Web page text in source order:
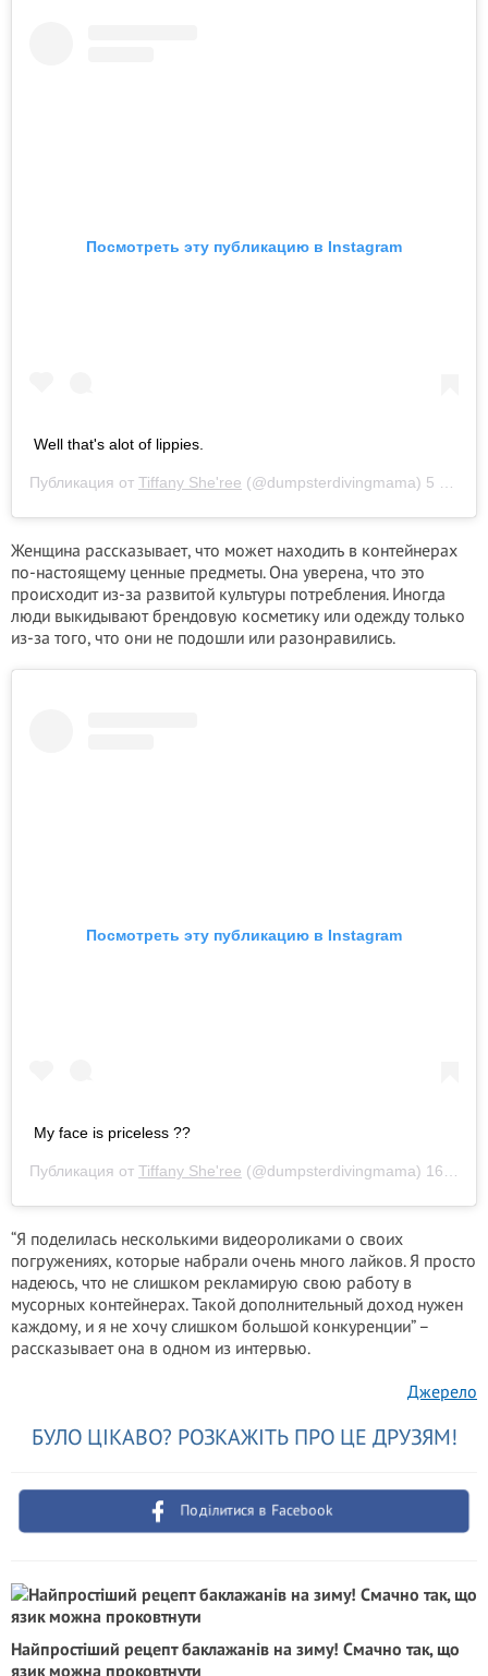
Посмотреть эту публикацию в Instagram
Well that's alot of lippies.
Публикация от Tiffany She'ree (@dumpsterdivingmama) 5 Окт 2020 в 2:11 PDT
Женщина рассказывает, что может находить в контейнерах
по-настоящему ценные предметы. Она уверена, что это
происходит из-за развитой культуры потребления. Иногда
люди выкидывают брендовую косметику или одежду только
из-за того, что они не подошли или разонравились.
Посмотреть эту публикацию в Instagram
My face is priceless ??
Публикация от Tiffany She'ree (@dumpsterdivingmama) 16 Авг 2020 в 9:21 PDT
“Я поделилась несколькими видеороликами о своих
погружениях, которые набрали очень много лайков. Я просто
надеюсь, что не слишком рекламирую свою работу в
мусорных контейнерах. Такой дополнительный доход нужен
каждому, и я не хочу слишком большой конкуренции” –
рассказывает она в одном из интервью.
Джерело
БУЛО ЦІКАВО? РОЗКАЖІТЬ ПРО ЦЕ ДРУЗЯМ!
Поділитися в Facebook
Найпростіший рецепт баклажанів на зиму! Смачно так, що
язик можна проковтнути